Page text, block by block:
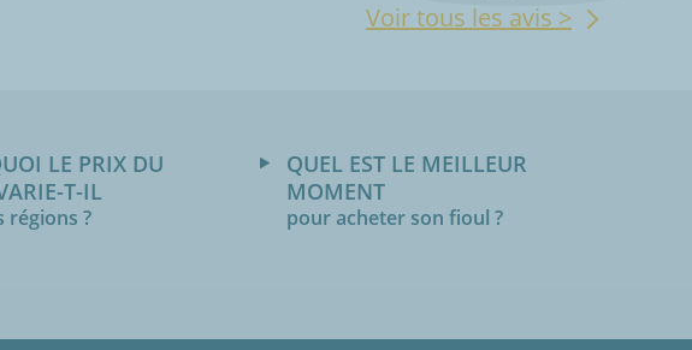
Voir tous les avis >
LE PRIX DU
T-IL
régions ?
QUEL EST LE MEILLEUR
MOMENT
pour acheter son fioul ?